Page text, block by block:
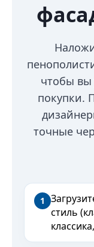
чтобы вы
покупки.
точные
1
стиль